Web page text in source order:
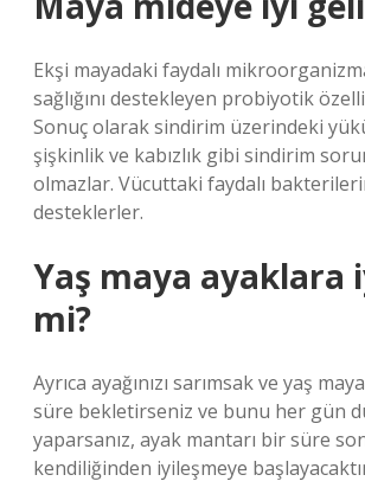
Ekşi mayadaki faydalı
sağlığını destekleyen probiyotik
Sonuç olarak sindirim üzerindeki
şişkinlik ve kabızlık gibi sindirim
olmazlar. Vücuttaki faydalı
desteklerler.
Yaş maya ayaklara
mi?
Ayrıca ayağınızı sarımsak ve yaş
süre bekletirseniz ve bunu her gün
yaparsanız, ayak mantarı bir süre
kendiliğinden iyileşmeye